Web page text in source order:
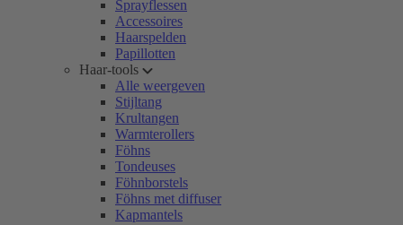
Sprayflessen
Accessoires
Haarspelden
Papillotten
Haar-tools
Alle weergeven
Stijltang
Krultangen
Warmterollers
Föhns
Tondeuses
Föhnborstels
Föhns met diffuser
Kapmantels